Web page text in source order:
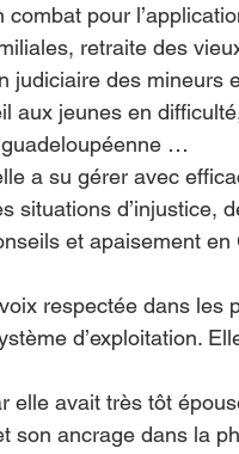
pour
retraite des
judiciaire des mineurs
aux jeunes en
…
a su gérer avec
situations d’injustice,
et apaisement
respectée dans les
d’exploitation.
elle avait très tôt
son ancrage dans la